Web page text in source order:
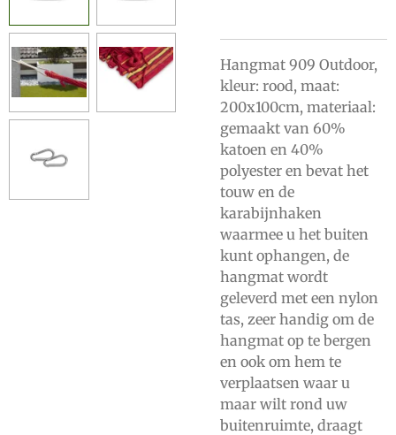
Hangmat 909 Outdoor,
kleur: rood, maat:
200x100cm, materiaal:
gemaakt van 60%
katoen en 40%
polyester en bevat het
touw en de
karabijnhaken
waarmee u het buiten
kunt ophangen, de
hangmat wordt
geleverd met een nylon
tas, zeer handig om de
hangmat op te bergen
en ook om hem te
verplaatsen waar u
maar wilt rond uw
buitenruimte, draagt